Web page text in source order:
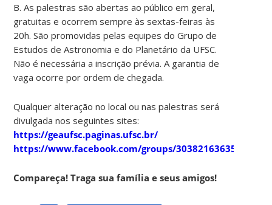
B. As palestras são abertas ao público em geral,
gratuitas e ocorrem sempre às sextas-feiras às
20h. São promovidas pelas equipes do Grupo de
Estudos de Astronomia e do Planetário da UFSC.
Não é necessária a inscrição prévia. A garantia de
vaga ocorre por ordem de chegada.
Qualquer alteração no local ou nas palestras será
divulgada nos seguintes sites:
https://geaufsc.paginas.ufsc.br/
https://www.facebook.com/groups/303821636357910
Compareça! Traga sua família e seus amigos!